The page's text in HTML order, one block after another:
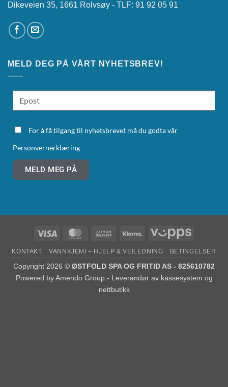
Dikeveien 35, 1661 Rolvsøy - TLF: 91 92 05 91
MELD DEG PÅ VÅRT NYHETSBREV!
For å få tilgang til nyhetsbrevet må du godta vår
Personvernerklæring
MELD MEG PÅ
KONTAKT VANNKJEMI – HJELP & VEILEDNING BETINGELSER
Copyright 2026 © ØSTFOLD SPA OG FRITID AS - 825610782
Powered byAmendo Group - Leverandør av kassesystem og
nettbutikk